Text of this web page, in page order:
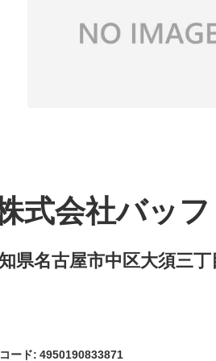
式会社バッ
県名古屋市中区大須三丁
ード: 4950190833871